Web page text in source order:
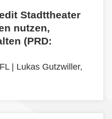
Stadttheater
nutzen,
(PRD:
| Lukas Gutzwiller,